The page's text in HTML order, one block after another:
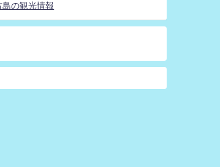
島の観光情報